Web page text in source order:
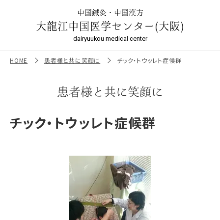
中国鍼灸・中国漢方
大龍江中国医学センター(大阪)
dairyuukou medical center
HOME 患者様と共に笑顔に チック・トウッレト症候群
患者様と共に笑顔に
チック・トウッレト症候群